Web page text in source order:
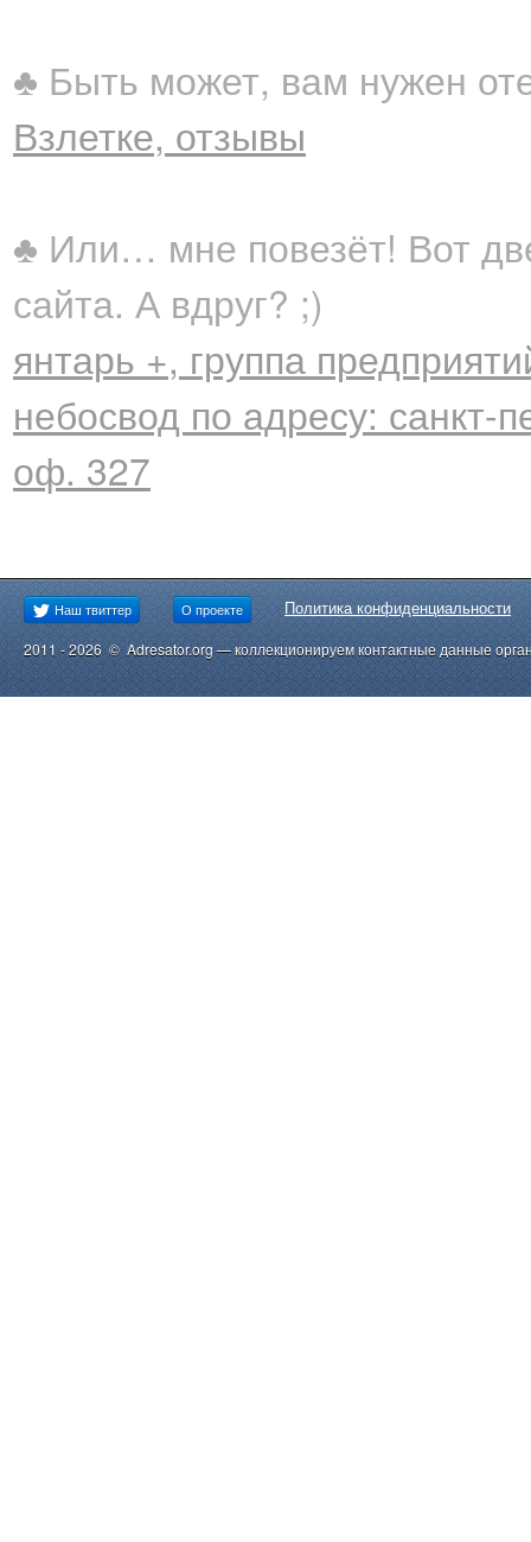
♣ Быть может, вам нужен
Взлетке, отзывы
♣ Или… мне повезёт! Вот
сайта. А вдруг? ;)
янтарь +, группа
небосвод по адресу: санкт-
оф. 327
Наш твиттер О проекте Политика конфиденциальности
2011 - 2026 © Adresator.org — коллекционируем контактные данные